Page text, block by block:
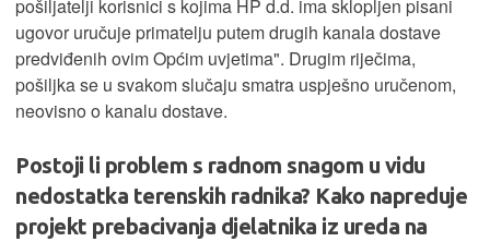
pošiljatelji korisnici s kojima HP d.d. ima sklopljen pisani
ugovor uručuje primatelju putem drugih kanala dostave
predviđenih ovim Općim uvjetima". Drugim riječima,
pošiljka se u svakom slučaju smatra uspješno uručenom,
neovisno o kanalu dostave.
Postoji li problem s radnom snagom u vidu
nedostatka terenskih radnika? Kako napreduje
projekt prebacivanja djelatnika iz ureda na